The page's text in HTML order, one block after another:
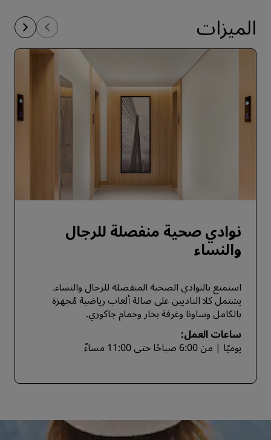
الميزات
نوادي صحية منفصلة للرجال
والنساء
استمتع بالنوادي الصحية المنفصلة للرجال والنساء.
يشتمل كلا الناديين على صالة ألعاب رياضية مُجهزة
بالكامل وساونا وغرفة بخار وحمام جاكوزي.
ساعات العمل:
يوميًا | من 6:00 صباحًا حتى 11:00 مساءً